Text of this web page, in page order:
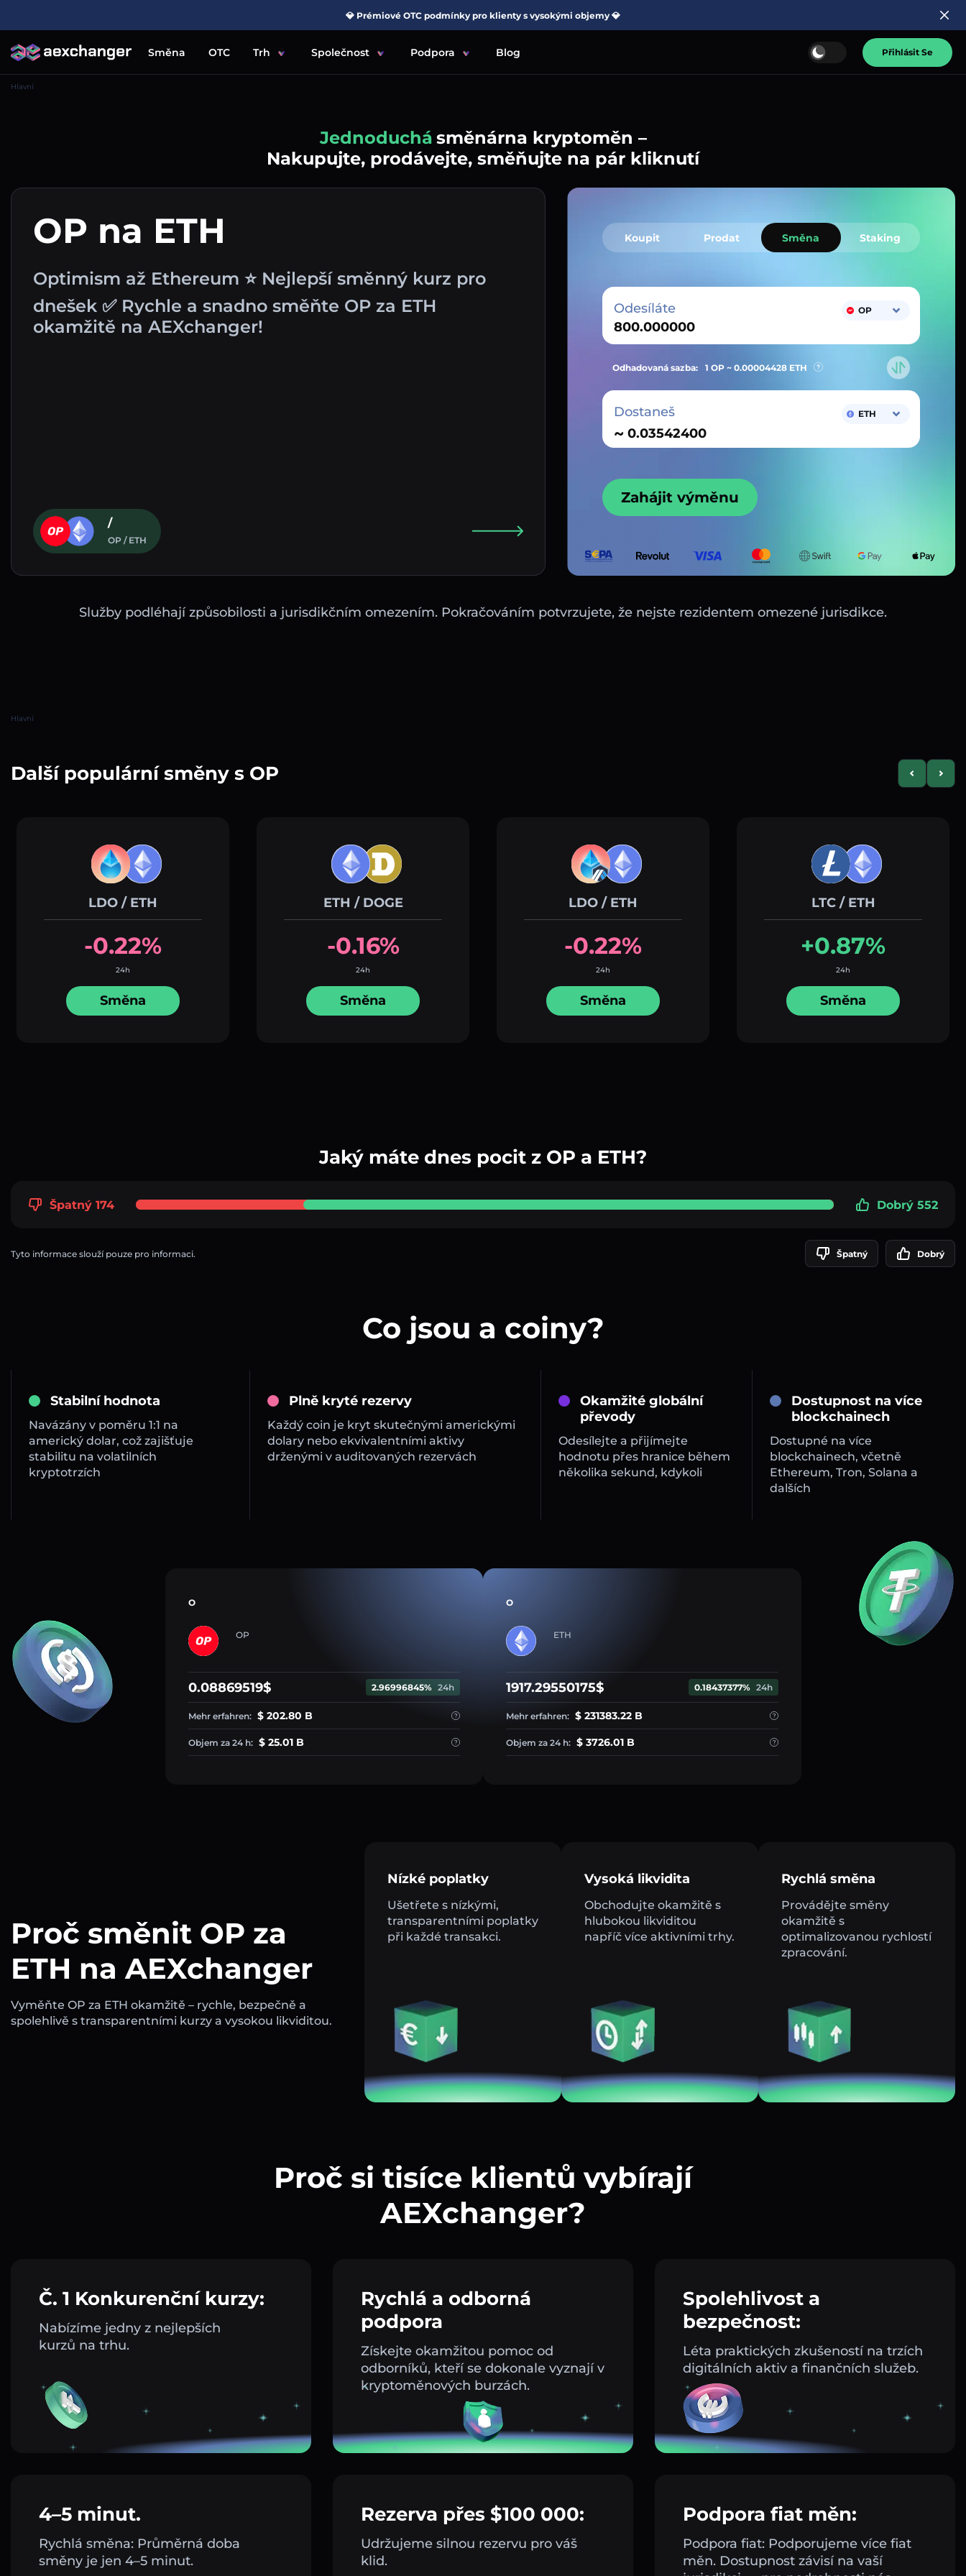
💎 Prémiové OTC podmínky pro klienty s vysokými objemy 💎
Směna OTC Trh Společnost Podpora Blog Přihlásit Se
Hlavní
Jednoduchá směnárna kryptoměn –
Nakupujte, prodávejte, směňujte na pár kliknutí
OP na ETH
Optimism až Ethereum ⭐ Nejlepší směnný kurz pro
dnešek ✅ Rychle a snadno směňte OP za ETH
okamžitě na AEXchanger!
/
OP / ETH
Koupit Prodat Směna Staking
Odesíláte OP
Odhadovaná sazba: 1 OP ~ 0.00004428 ETH
Dostaneš
~
ETH
Zahájit výměnu
Služby podléhají způsobilosti a jurisdikčním omezením. Pokračováním potvrzujete, že nejste rezidentem omezené jurisdikce.
Hlavní
Další populární směny s OP PreviousNext
LDO / ETH
-0.22%
24h
Směna
ETH / DOGE
-0.16%
24h
Směna
LDO / ETH
-0.22%
24h
Směna
LTC / ETH
+0.87%
24h
Směna
Jaký máte dnes pocit z OP a ETH?
Špatný 174 Dobrý 552
Tyto informace slouží pouze pro informaci. Špatný Dobrý
Co jsou a coiny?
Stabilní hodnota
Navázány v poměru 1:1 na
americký dolar, což zajišťuje
stabilitu na volatilních
kryptotrzích
Plně kryté rezervy
Každý coin je kryt skutečnými americkými
dolary nebo ekvivalentními aktivy
drženými v auditovaných rezervách
Okamžité globální
převody
Odesílejte a přijímejte
hodnotu přes hranice během
několika sekund, kdykoli
Dostupnost na více
blockchainech
Dostupné na více
blockchainech, včetně
Ethereum, Tron, Solana a
dalších
O
OP
0.08869519$ 2.96996845% 24h
Mehr erfahren: $ 202.80 B
Objem za 24 h: $ 25.01 B
O
ETH
1917.29550175$ 0.18437377% 24h
Mehr erfahren: $ 231383.22 B
Objem za 24 h: $ 3726.01 B
Proč směnit OP za
ETH na AEXchanger
Vyměňte OP za ETH okamžitě – rychle, bezpečně a
spolehlivě s transparentními kurzy a vysokou likviditou.
Nízké poplatky
Ušetřete s nízkými,
transparentními poplatky
při každé transakci.
Vysoká likvidita
Obchodujte okamžitě s
hlubokou likviditou
napříč více aktivními trhy.
Rychlá směna
Provádějte směny
okamžitě s
optimalizovanou rychlostí
zpracování.
Proč si tisíce klientů vybírají
AEXchanger?
Č. 1 Konkurenční kurzy:
Nabízíme jedny z nejlepších
kurzů na trhu.
Rychlá a odborná
podpora
Získejte okamžitou pomoc od
odborníků, kteří se dokonale vyznají v
kryptoměnových burzách.
Spolehlivost a
bezpečnost:
Léta praktických zkušeností na trzích
digitálních aktiv a finančních služeb.
4–5 minut.
Rychlá směna: Průměrná doba
směny je jen 4–5 minut.
Rezerva přes $100 000:
Udržujeme silnou rezervu pro váš
klid.
Podpora fiat měn:
Podpora fiat: Podporujeme více fiat
měn. Dostupnost závisí na vaší